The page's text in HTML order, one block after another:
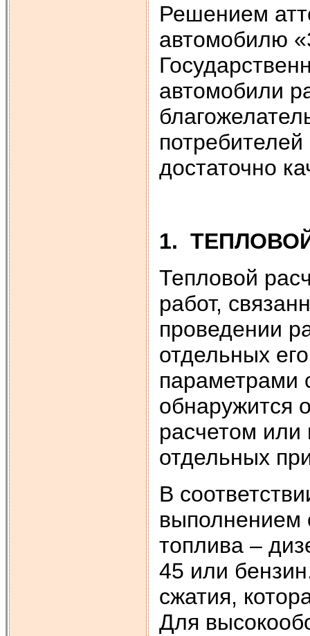
Решением
автомобилю
автомобили
достаточно
1.
Тепловой
работ,
проведении
отдельных
параметрами
обнаружится
расчетом или
отдельных
В
выполнением
топлива –
45 или
сжатия,
Для